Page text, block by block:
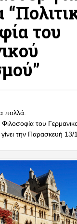
του
πολλά.
του
την Παρασκευή